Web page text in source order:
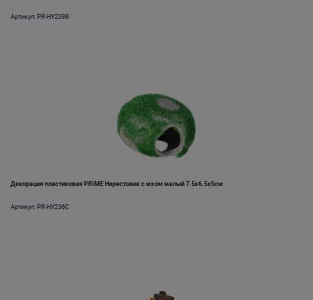
Артикул: PR-HY239B
Декорация пластиковая PRIME Нерестовик с мхом малый 7.5х6.5х5см
Артикул: PR-HY236C